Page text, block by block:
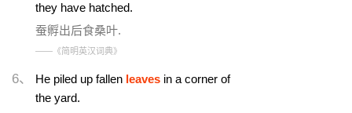
they have hatched.
蚕孵出后食桑叶.
——《简明英汉词典》
6、 He piled up fallen leaves in a corner of
the yard.